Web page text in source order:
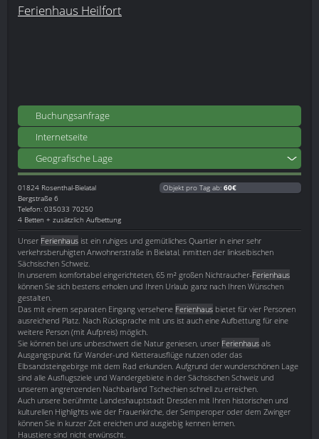
Ferienhaus Heilfort
Buchungsanfrage
Internetseite
Geografische Lage
01824 Rosenthal-Bielatal
Bergstraße 6
Telefon: 035033 70250
4 Betten + zusätzlich Aufbettung
Objekt pro Tag ab: 60€
Unser Ferienhaus ist ein ruhiges und gemütliches Quartier in einer sehr
verkehrsberuhigten Anwohnerstraße in Bielatal, inmitten der linkselbischen
Sächsischen Schweiz.
In unserem komfortabel eingerichteten, 65 m² großen Nichtraucher-Ferienhaus
können Sie sich bestens erholen und Ihren Urlaub ganz nach Ihren Wünschen
gestalten.
Das mit einem separaten Eingang versehene Ferienhaus bietet für vier Personen
ausreichend Platz. Nach Rücksprache mit uns ist auch eine Aufbettung für eine
weitere Person (mit Aufpreis) möglich.
Sie können bei uns unbeschwert die Natur geniesen, unser Ferienhaus als
Ausgangspunkt für Wander-und Kletterausflüge nutzen oder das
Elbsandsteingebirge mit dem Rad erkunden. Aufgrund der wunderschönen Lage
sind alle Ausflugsziele und Wandergebiete in der Sächsischen Schweiz und
unserem angrenzenden Nachbarland Tschechien schnell zu erreichen.
Auch unsere berühmte Landeshauptstadt Dresden mit Ihren historischen und
kulturellen Highlights wie der Frauenkirche, der Semperoper oder dem Zwinger
können Sie in kurzer Zeit ereichen und ausgiebig kennen lernen.
Haustiere sind nicht erwünscht.